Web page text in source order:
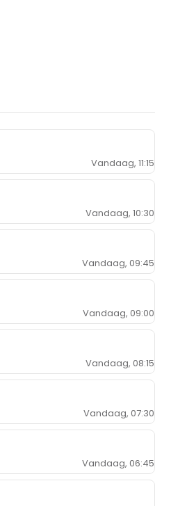
Vandaag, 11:15
Vandaag, 10:30
Vandaag, 09:45
Vandaag, 09:00
Vandaag, 08:15
Vandaag, 07:30
Vandaag, 06:45